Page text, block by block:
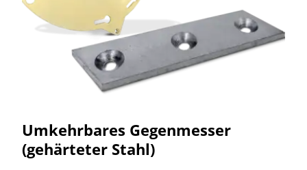
Umkehrbares Gegenmesser
(gehärteter Stahl)